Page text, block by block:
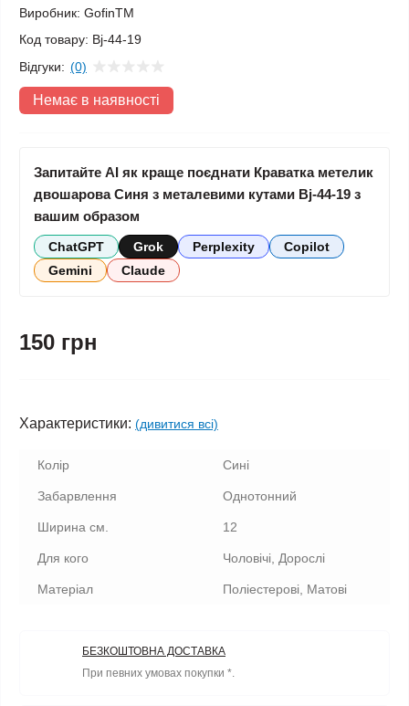
Виробник: GofinTM
Код товару: Bj-44-19
Відгуки: (0)
Немає в наявності
Запитайте AI як краще поєднати Краватка метелик
двошарова Синя з металевими кутами Bj-44-19 з
вашим образом
ChatGPT Grok Perplexity
Copilot
Gemini
Claude
150 грн
Характеристики: (дивитися всі)
Колір Сині
Забарвлення Однотонний
Ширина см. 12
Для кого Чоловічі, Дорослі
Матеріал Поліестерові, Матові
БЕЗКОШТОВНА ДОСТАВКА
При певних умовах покупки *.